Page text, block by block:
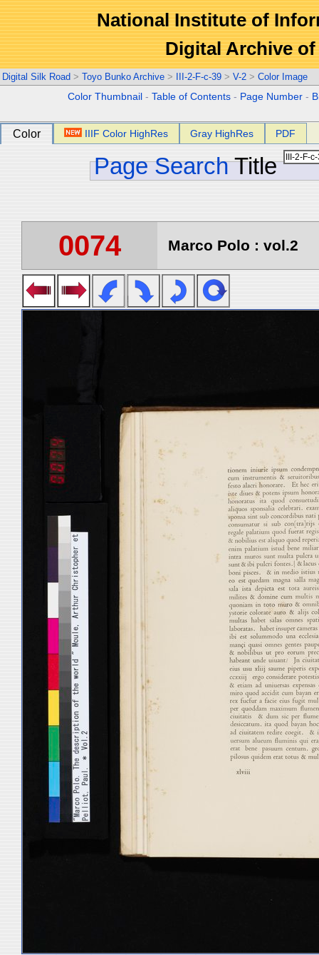
National Institute of
Digital Archive
Digital Silk Road > Toyo Bunko Archive > III-2-F-c-39 > V-2 > Color Image
Color Thumbnail -Table of Contents - Page Number -
Color IIIF Color HighRes Gray HighRes PDF
Page Search Title
0074 Marco Polo : vol.2